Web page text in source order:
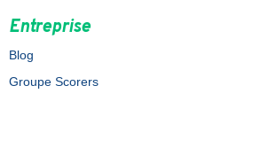
Entreprise
Blog
Groupe Scorers